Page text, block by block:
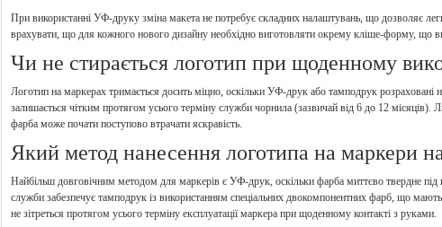
При використанні УФ-друку зміна макета не потребує складних налаштувань, що дозволяє
врахувати, що для кожного нового дизайну необхідно виготовляти окрему кліше-форму, що
Чи не стирається логотип при щоденному
Логотип на маркерах тримається досить міцно, оскільки УФ-друк або тамподрук
залишається чітким протягом усього терміну служби чорнила (зазвичай від 6 до 12
фарба може почати поступово втрачати яскравість.
Який метод нанесення логотипа на маркери
Найбільш довговічним методом для маркерів є УФ-друк, оскільки фарба миттєво твердне
служби забезпечує тамподрук із використанням спеціальних двокомпонентних фарб, що
не зітреться протягом усього терміну експлуатації маркера при щоденному контакті з руками.